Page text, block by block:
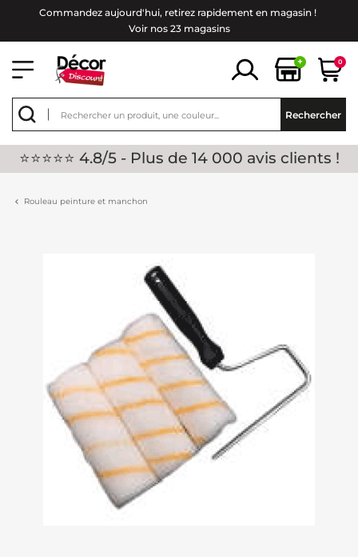
Commandez aujourd'hui, retirez rapidement en magasin !
Voir nos 23 magasins
+ 0
Rechercher
⭐⭐⭐⭐⭐ 4.8/5 - Plus de 14 000 avis clients !
Rouleau peinture et manchon